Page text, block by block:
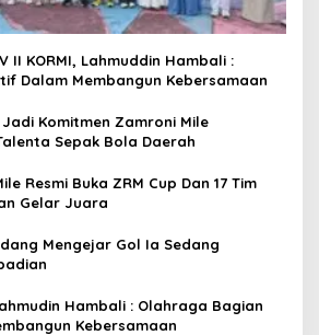
II KORMI, Lahmuddin Hambali :
Dalam Membangun Kebersamaan
Jadi Komitmen Zamroni Mile
Sepak Bola Daerah
Resmi Buka ZRM Cup Dan 17 Tim
Gelar Juara
Mengejar Gol Ia Sedang
Hambali : Olahraga Bagian
Kebersamaan